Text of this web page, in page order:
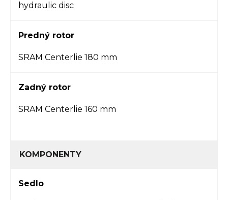
hydraulic disc
Predný rotor
SRAM Centerlie 180 mm
Zadný rotor
SRAM Centerlie 160 mm
KOMPONENTY
Sedlo